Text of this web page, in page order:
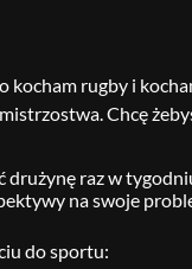
kocham rugby i
Chcę
raz w
na swoje
do sportu: